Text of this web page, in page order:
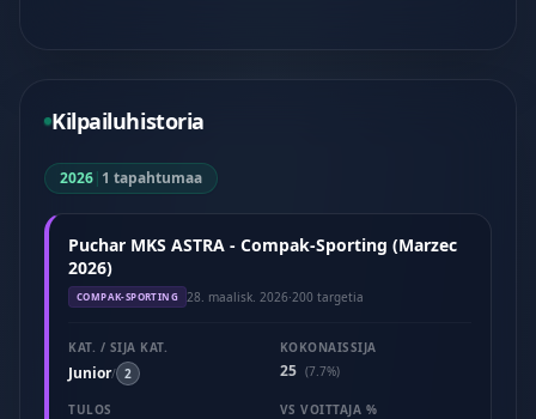
Kilpailuhistoria
2026| 1 tapahtumaa
Puchar MKS ASTRA - Compak-Sporting (Marzec
2026)
COMPAK-SPORTING 28. maalisk. 2026·200 targetia
KAT. / SIJA KAT.
Junior/ 2
KOKONAISSIJA
25 (7.7%)
TULOS
VS VOITTAJA %